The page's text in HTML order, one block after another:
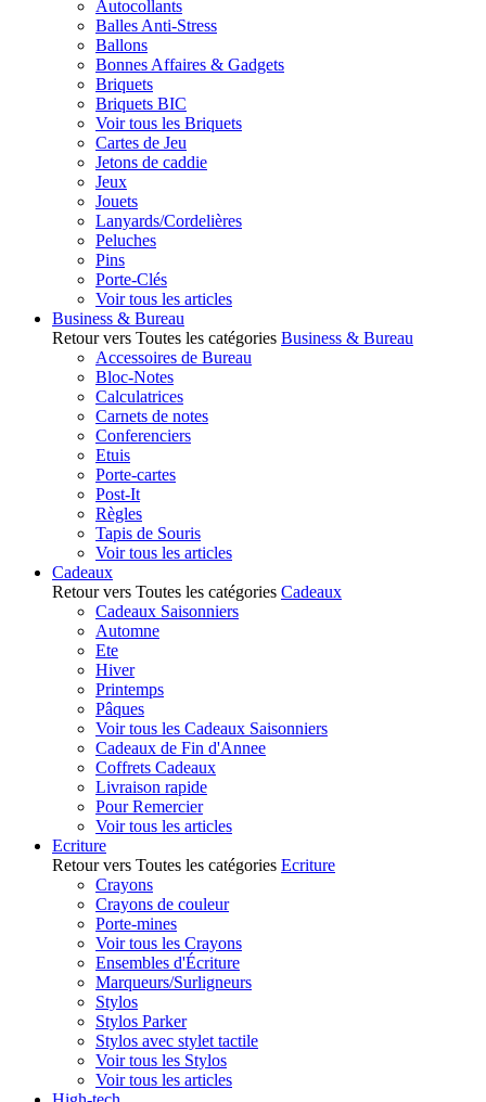
Autocollants
Balles Anti-Stress
Ballons
Bonnes Affaires & Gadgets
Briquets
Briquets BIC
Voir tous les Briquets
Cartes de Jeu
Jetons de caddie
Jeux
Jouets
Lanyards/Cordelières
Peluches
Pins
Porte-Clés
Voir tous les articles
Business & Bureau
Retour vers Toutes les catégories Business & Bureau
Accessoires de Bureau
Bloc-Notes
Calculatrices
Carnets de notes
Conferenciers
Etuis
Porte-cartes
Post-It
Règles
Tapis de Souris
Voir tous les articles
Cadeaux
Retour vers Toutes les catégories Cadeaux
Cadeaux Saisonniers
Automne
Ete
Hiver
Printemps
Pâques
Voir tous les Cadeaux Saisonniers
Cadeaux de Fin d'Annee
Coffrets Cadeaux
Livraison rapide
Pour Remercier
Voir tous les articles
Ecriture
Retour vers Toutes les catégories Ecriture
Crayons
Crayons de couleur
Porte-mines
Voir tous les Crayons
Ensembles d'Écriture
Marqueurs/Surligneurs
Stylos
Stylos Parker
Stylos avec stylet tactile
Voir tous les Stylos
Voir tous les articles